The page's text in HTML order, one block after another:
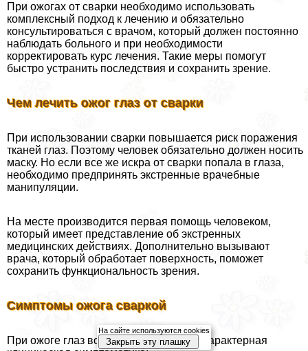
При ожогах от сварки необходимо использовать
комплексный подход к лечению и обязательно
консультироваться с врачом, который должен постоянно
наблюдать больного и при необходимости
корректировать курс лечения. Такие меры помогут
быстро устранить последствия и сохранить зрение.
Чем лечить ожог глаз от сварки
При использовании сварки повышается риск поражения
тканей глаз. Поэтому человек обязательно должен носить
маску. Но если все же искра от сварки попала в глаза,
необходимо предпринять экстренные врачебные
манипуляции.
На месте производится первая помощь человеком,
который имеет представление об экстренных
медицинских действиях. Дополнительно вызывают
врача, который обработает поверхность, поможет
сохранить функциональность зрения.
Симптомы ожога сваркой
При ожоге глаз возникает следующая хаpaктерная
На сайте используются cookies
Закрыть эту плашку